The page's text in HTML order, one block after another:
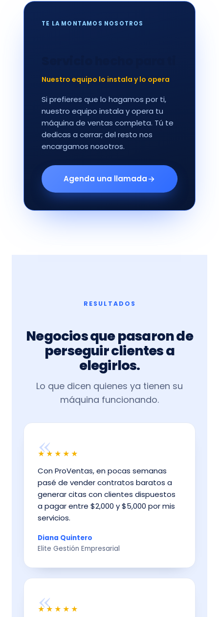
TE LA MONTAMOS NOSOTROS
Nuestro equipo lo instala y lo opera
Si prefieres que lo hagamos por ti,
nuestro equipo instala y opera tu
máquina de ventas completa. Tú te
dedicas a cerrar; del resto nos
encargamos nosotros.
Agenda una llamada
RESULTADOS
Negocios que pasaron de
perseguir clientes a
elegirlos.
Lo que dicen quienes ya tienen su
máquina funcionando.
«
★★★★★
Con ProVentas, en pocas semanas
pasé de vender contratos baratos a
generar citas con clientes dispuestos
a pagar entre $2,000 y $5,000 por mis
servicios.
Diana Quintero
Elite Gestión Empresarial
«
★★★★★